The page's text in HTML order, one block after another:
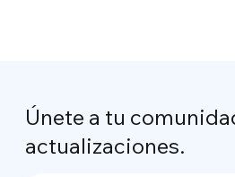
Únete a tu
actualizaciones.